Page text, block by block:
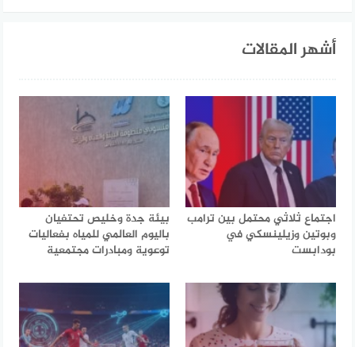
أشهر المقالات
اجتماع ثلاثي محتمل بين ترامب
وبوتين وزيلينسكي في
بودابست
بيئة جدة وخليص تحتفيان
باليوم العالمي للمياه بفعاليات
توعوية ومبادرات مجتمعية